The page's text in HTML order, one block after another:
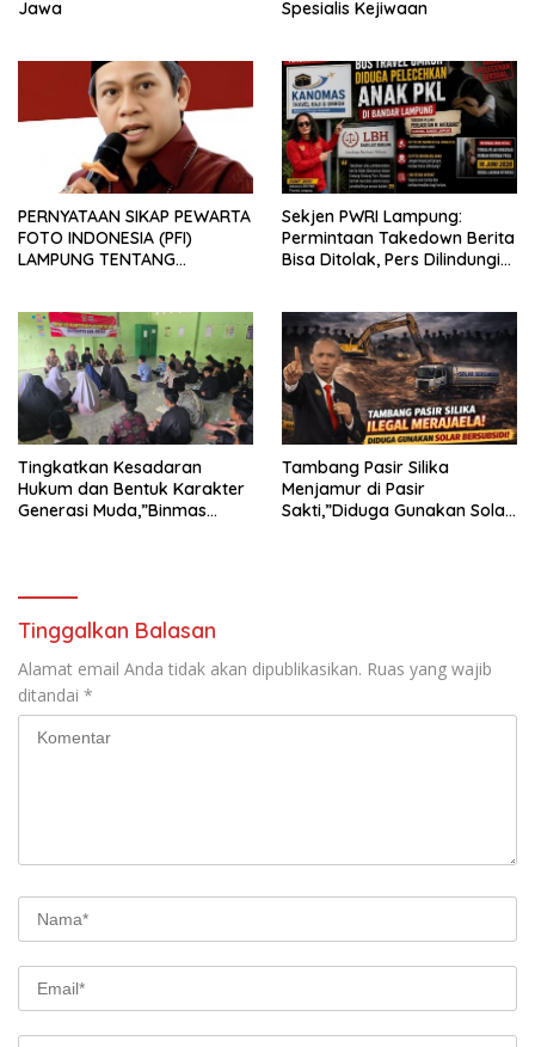
Jawa Spesialis Kejiwaan
PERNYATAAN SIKAP PEWARTA
FOTO INDONESIA (PFI)
LAMPUNG TENTANG
TERHADAP JURNALIS DI
PENGADILAN NEGERI
TANJUNG KARANG.
Sekjen PWRI Lampung:
Permintaan Takedown Berita
Bisa Ditolak, Pers Dilindungi
Tingkatkan Kesadaran
Hukum dan Bentuk Karakter
Generasi Muda,”Binmas
Tambang Pasir Silika
Menjamur di Pasir
Sakti,”Diduga Gunakan Solar
Tinggalkan Balasan
Alamat email Anda tidak akan dipublikasikan. Ruas yang wajib
ditandai *